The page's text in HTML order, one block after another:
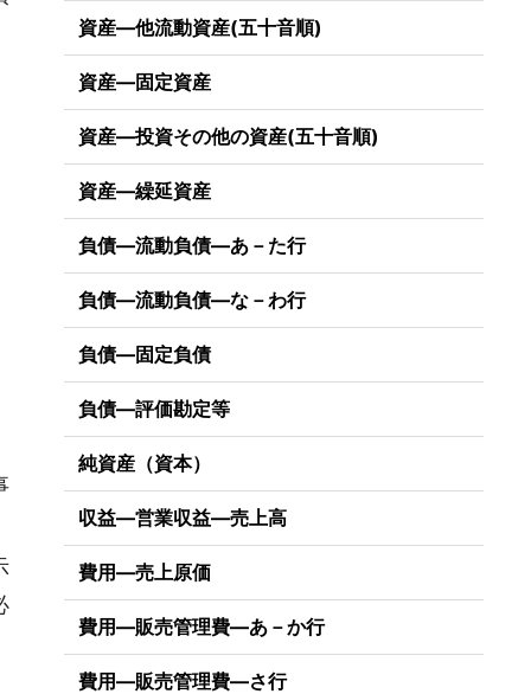
資産―他流動資産(五十音順)
資産―固定資産
資産―投資その他の資産(五十音順)
資産―繰延資産
負債―流動負債―あ－た行
負債―流動負債―な－わ行
負債―固定負債
負債―評価勘定等
純資産（資本）
収益―営業収益―売上高
費用―売上原価
費用―販売管理費―あ－か行
費用―販売管理費―さ行